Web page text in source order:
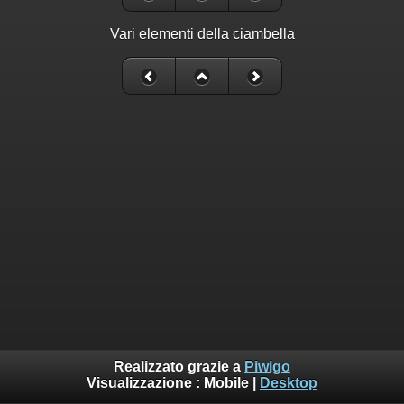
Vari elementi della ciambella
Realizzato grazie a Piwigo
Visualizzazione : Mobile Desktop